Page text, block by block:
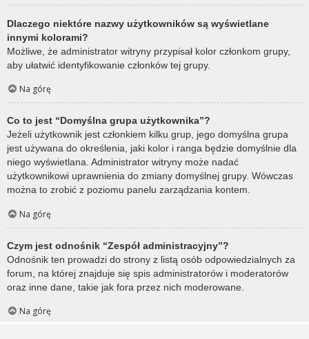
Dlaczego niektóre nazwy użytkowników są wyświetlane
innymi kolorami?
Możliwe, że administrator witryny przypisał kolor członkom grupy,
aby ułatwić identyfikowanie członków tej grupy.
Na górę
Co to jest “Domyślna grupa użytkownika”?
Jeżeli użytkownik jest członkiem kilku grup, jego domyślna grupa
jest używana do określenia, jaki kolor i ranga będzie domyślnie dla
niego wyświetlana. Administrator witryny może nadać
użytkownikowi uprawnienia do zmiany domyślnej grupy. Wówczas
można to zrobić z poziomu panelu zarządzania kontem.
Na górę
Czym jest odnośnik “Zespół administracyjny”?
Odnośnik ten prowadzi do strony z listą osób odpowiedzialnych za
forum, na której znajduje się spis administratorów i moderatorów
oraz inne dane, takie jak fora przez nich moderowane.
Na górę